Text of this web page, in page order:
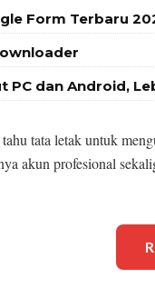
Form Terbaru
PC dan Android,
tata letak untuk
akun profesional